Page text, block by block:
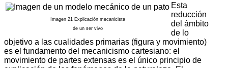
Imagen 21 Explicación mecanicista
de un ser vivo
Esta
reducción
del ámbito
de lo
objetivo a las cualidades primarias (figura y movimiento)
es el fundamento del mecanicismo cartesiano: el
movimiento de partes extensas es el único principio de